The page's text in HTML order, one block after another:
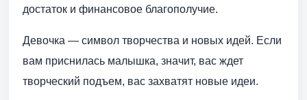
достаток и финансовое благополучие.
Девочка — символ творчества и новых идей. Если
вам приснилась малышка, значит, вас ждет
творческий подъем, вас захватят новые идеи.